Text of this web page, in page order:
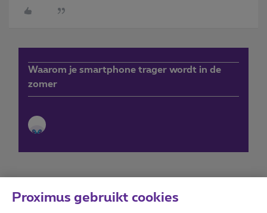
Waarom je smartphone trager wordt in de
zomer
Proximus gebruikt cookies